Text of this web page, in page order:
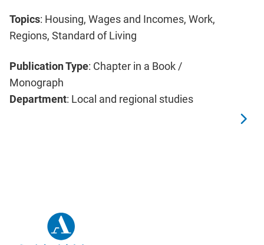
Topics: Housing, Wages and Incomes, Work,
Regions, Standard of Living
Publication Type: Chapter in a Book /
Monograph
Department: Local and regional studies